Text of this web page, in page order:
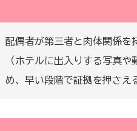
配偶者が第三者と肉体関係を
（ホテルに出入りする写真
め、早い段階で証拠を押さえ